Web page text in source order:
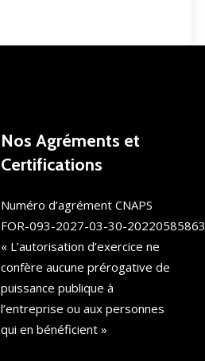
Nos Agréments et
Certifications
Numéro d’agrément CNAPS
FOR-093-2027-03-30-20220585863
« L’autorisation d’exercice ne
confère aucune prérogative de
puissance publique à
l’entreprise ou aux personnes
qui en bénéficient »